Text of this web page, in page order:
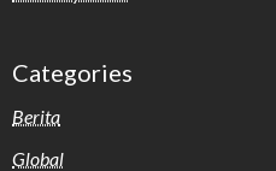
Categories
Berita
Global